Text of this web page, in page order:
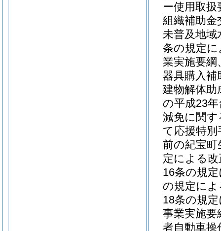
ー使用取
組織補助金
未普及地域
条の規定に
業実施要綱
器具購入
建物解体助
の平成23
減免に関
て応援特
前の紀宝町
定による
16条の規
の規定によ
18条の規
事業実施要
者自動車操